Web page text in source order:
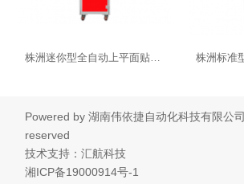
株洲迷你型全自动上平面贴标机
Powered by湖南伟依捷自动化科技有限公司
reserved
技术支持：汇航科技
湘ICP备19000914号-1